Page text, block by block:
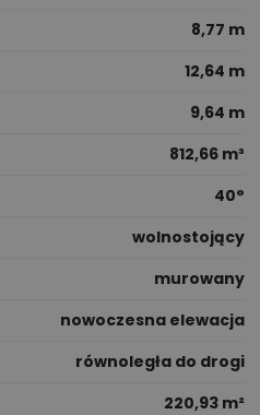
8,77 m
12,64 m
9,64 m
812,66 m³
40°
wolnostojący
murowany
nowoczesna elewacja
równoległa do drogi
220,93 m²